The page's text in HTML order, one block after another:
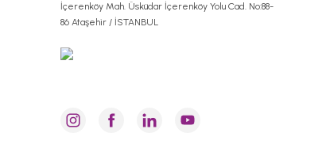
İçerenköy Mah. Üsküdar İçerenköy Yolu Cad. No:88-
86 Ataşehir / İSTANBUL